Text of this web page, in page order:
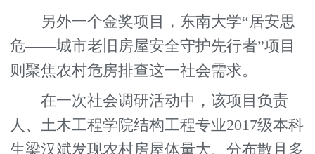
另外一个金奖项目，东南大学“居安思
危——城市老旧房屋安全守护先行者”项目
则聚焦农村危房排查这一社会需求。
在一次社会调研活动中，该项目负责
人、土木工程学院结构工程专业2017级本科
生梁汉斌发现农村房屋体量大、分布散且多